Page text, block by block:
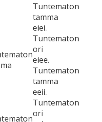
Tuntematon
tamma
eiei.
Tuntematon
ori
eiee.
Tuntematon
tamma
eeii.
Tuntematon
ori